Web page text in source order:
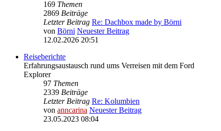
169 Themen
2869 Beiträge
Letzter Beitrag Re: Dachbox made by Börni
von Börni Neuester Beitrag
12.02.2026 20:51
Reiseberichte
Erfahrungsaustausch rund ums Verreisen mit dem Ford
Explorer
97 Themen
2339 Beiträge
Letzter Beitrag Re: Kolumbien
von anncarina Neuester Beitrag
23.05.2023 08:04